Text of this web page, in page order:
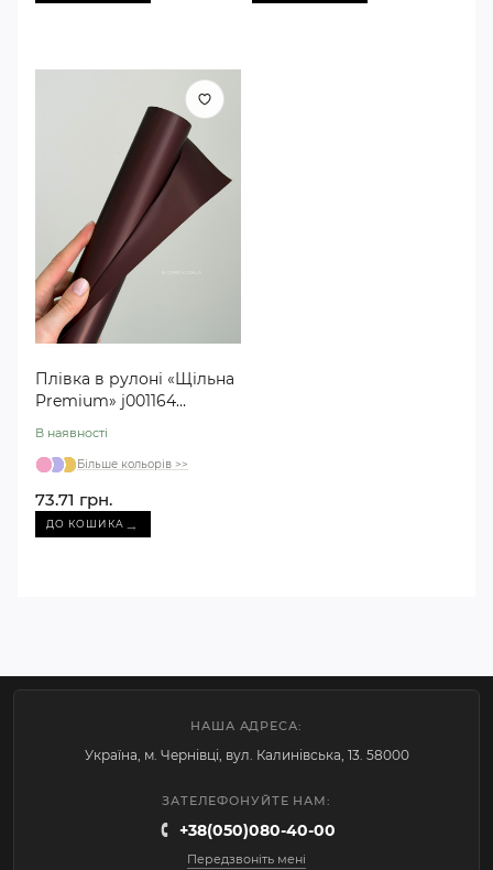
Плівка в рулоні «Щільна
Premium» j001164
В наявності
Більше кольорів >>
73.71 грн.
ДО КОШИКА →
НАША АДРЕСА:
Україна, м. Чернівці, вул. Калинівська, 13. 58000
ЗАТЕЛЕФОНУЙТЕ НАМ:
+38(050)080-40-00
Передзвоніть мені